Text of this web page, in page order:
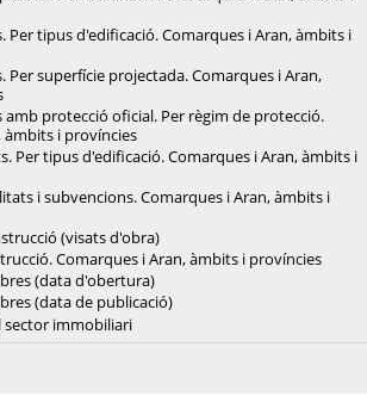
Per tipus d'edificació. Comarques i Aran, àmbits i
Per superfície projectada. Comarques i Aran,
amb protecció oficial. Per règim de protecció.
àmbits i províncies
Per tipus d'edificació. Comarques i Aran, àmbits i
i subvencions. Comarques i Aran, àmbits i
(visats d'obra)
Comarques i Aran, àmbits i províncies
(data d'obertura)
(data de publicació)
immobiliari